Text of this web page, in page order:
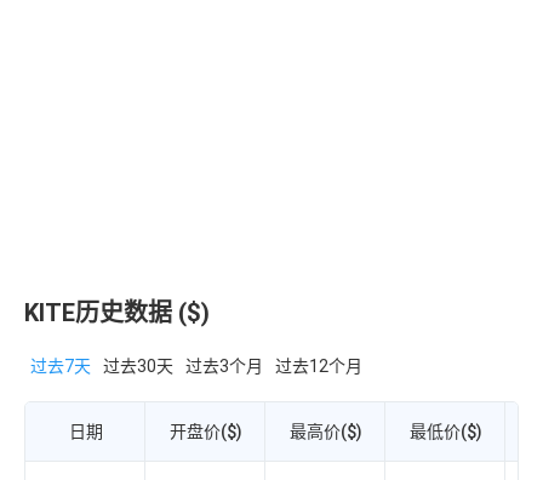
KITE历史数据 ($)
过去7天 过去30天 过去3个月 过去12个月
日期 开盘价($) 最高价($) 最低价($)